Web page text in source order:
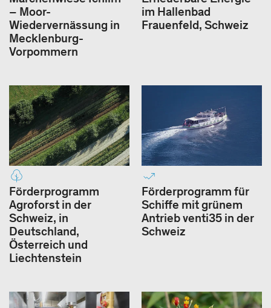
– Moor-
Wiedervernässung in
Mecklenburg-
Vorpommern
im Hallenbad
Frauenfeld, Schweiz
Förderprogramm
Agroforst in der
Schweiz, in
Deutschland,
Österreich und
Liechtenstein
Förderprogramm für
Schiffe mit grünem
Antrieb venti35 in der
Schweiz